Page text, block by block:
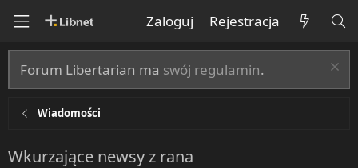
Zaloguj Rejestracja
Forum Libertarian ma swój regulamin.
Wiadomości
Wkurzające newsy z rana